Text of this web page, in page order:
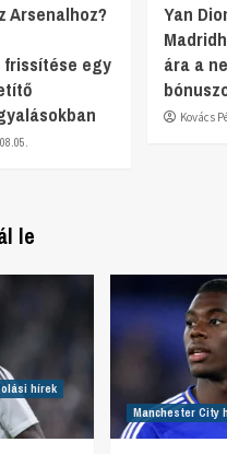
Arsenalhoz?
egy
Yan
ára a
Kovács
le
hírek
Manchester City